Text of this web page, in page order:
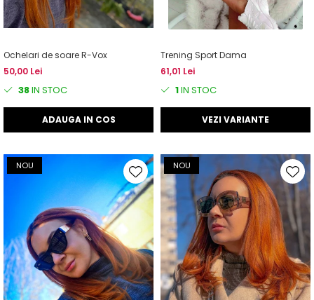
Ochelari de soare R-Vox
50,00 Lei
38IN STOC
ADAUGA IN COS
Trening Sport Dama
61,01 Lei
1IN STOC
VEZI VARIANTE
NOU NOU